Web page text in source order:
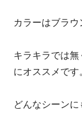
カラーはブラウ
キラキラでは
にオススメです
どんなシーンに